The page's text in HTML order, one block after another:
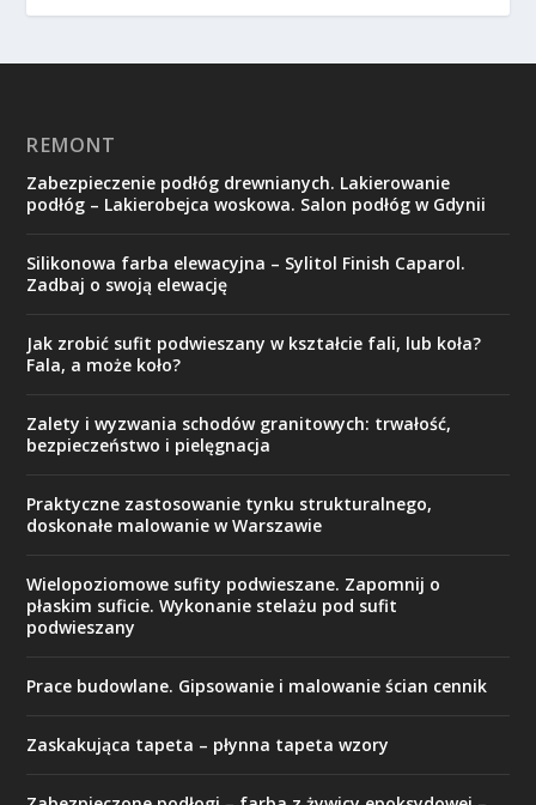
REMONT
Zabezpieczenie podłóg drewnianych. Lakierowanie
podłóg – Lakierobejca woskowa. Salon podłóg w Gdynii
Silikonowa farba elewacyjna – Sylitol Finish Caparol.
Zadbaj o swoją elewację
Jak zrobić sufit podwieszany w kształcie fali, lub koła?
Fala, a może koło?
Zalety i wyzwania schodów granitowych: trwałość,
bezpieczeństwo i pielęgnacja
Praktyczne zastosowanie tynku strukturalnego,
doskonałe malowanie w Warszawie
Wielopoziomowe sufity podwieszane. Zapomnij o
płaskim suficie. Wykonanie stelażu pod sufit
podwieszany
Prace budowlane. Gipsowanie i malowanie ścian cennik
Zaskakująca tapeta – płynna tapeta wzory